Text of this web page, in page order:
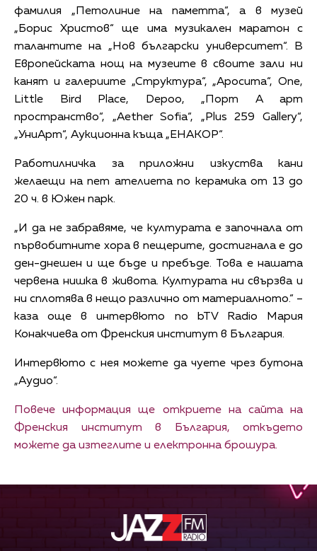
фамилия „Петолиние на паметта“, а в музей
„Борис Христов“ ще има музикален маратон с
талантите на „Нов български университет“. В
Европейската нощ на музеите в своите зали ни
канят и галериите „Структура“, „Аросита“, One,
Little Bird Place, Depoo, „Порт А арт
пространство“, „Aether Sofia“, „Plus 259 Gallery“,
„УниАрт“, Аукционна къща „ЕНАКОР“.
Работилничка за приложни изкуства кани
желаещи на пет ателиета по керамика от 13 до
20 ч. в Южен парк.
„И да не забравяме, че културата е започнала от
първобитните хора в пещерите, достигнала е до
ден-днешен и ще бъде и пребъде. Това е нашата
червена нишка в живота. Културата ни свързва и
ни сплотява в нещо различно от материалното.“ –
каза още в интервюто по bTV Radio Мария
Конакчиева от Френския институт в България.
Интервюто с нея можете да чуете чрез бутона
„Аудио“.
Повече информация ще откриете на сайта на
Френския институт в България, откъдето
можете да изтеглите и електронна брошура.